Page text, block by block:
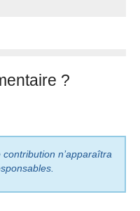
?
n’apparaîtra